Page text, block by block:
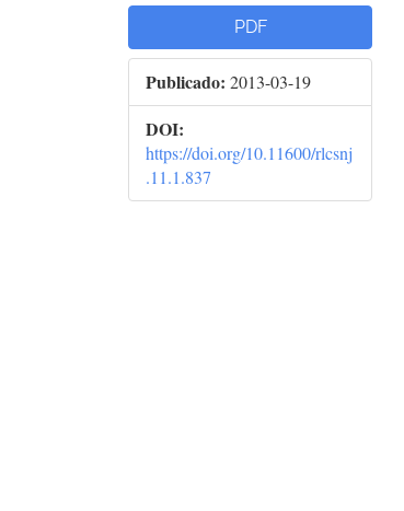
PDF
Publicado: 2013-03-19
DOI:
https://doi.org/10.11600/rlcsnj
.11.1.837